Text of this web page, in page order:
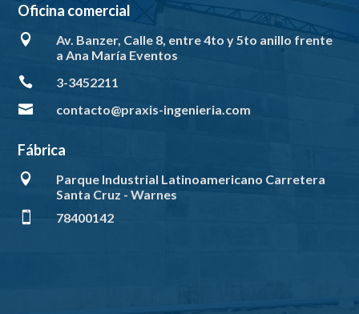
Oficina comercial

Av. Banzer, Calle 8, entre 4to y 5to anillo frente
a Ana María Eventos
 3-3452211
 contacto@praxis-ingenieria.com
Fábrica

Parque Industrial Latinoamericano Carretera
Santa Cruz - Warnes
 78400142